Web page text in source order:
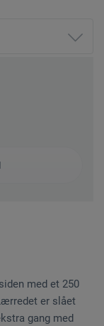
med et 250
er slået
gang med